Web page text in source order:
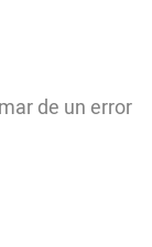
de un error